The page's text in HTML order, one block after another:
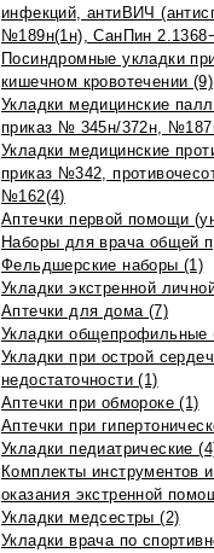
инфекций, антиВИЧ
№189н(1н), СанПин
Посиндромные укладки
кишечном кровотечении (9)
Укладки медицинские
приказ № 345н/372н,
Укладки медицинские
приказ №342,
№162(4)
Аптечки первой помощи
Наборы для врача общей
Фельдшерские наборы (1)
Укладки экстренной
Аптечки для дома (7)
Укладки общепрофильные
Укладки при острой
недостаточности (1)
Аптечки при обмороке (1)
Аптечки при
Укладки педиатрические
Комплекты инструментов
оказания экстренной
Укладки медсестры (2)
Укладки врача по